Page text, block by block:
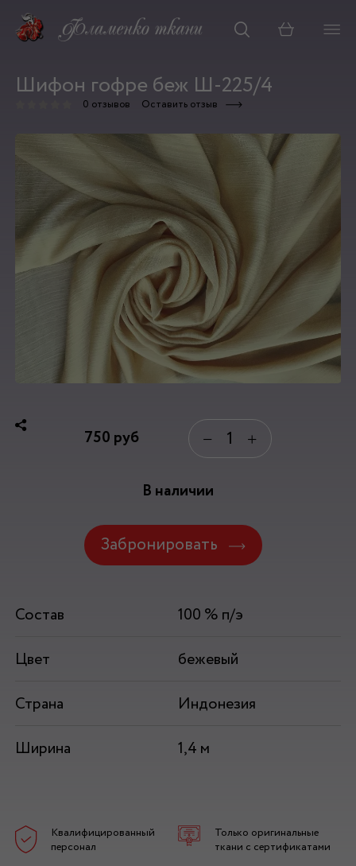
Корзина
Шифон гофре беж Ш-225/4
0 отзывов Оставить отзыв
750 руб − +
В наличии
Забронировать
Состав
100 % п/э
Цвет
бежевый
Страна
Индонезия
Ширина
1,4 м
Квалифицированный
персонал
Только оригинальные
ткани с сертификатами